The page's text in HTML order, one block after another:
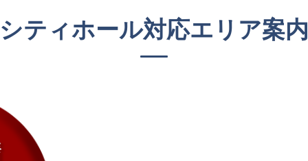
シティホール対応エリア案内